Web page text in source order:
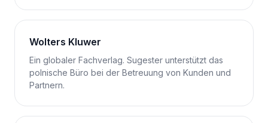
Wolters Kluwer
Ein globaler Fachverlag. Sugester unterstützt das
polnische Büro bei der Betreuung von Kunden und
Partnern.